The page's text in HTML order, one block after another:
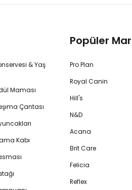
& Yaş
Maması
Çantası
Kabı
Popüler
Pro Plan
Royal Canin
Hill's
N&D
Acana
Brit Care
Felicia
Reflex